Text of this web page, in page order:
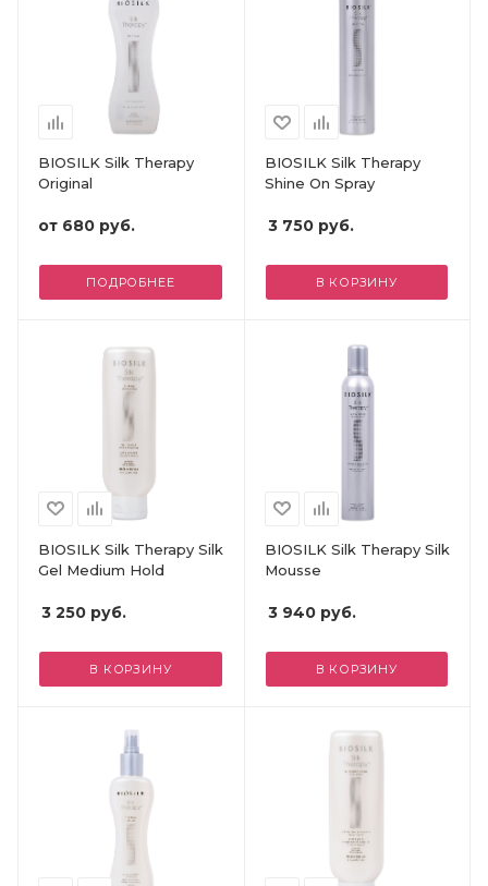
BIOSILK Silk Therapy
Original
от 680 руб.
ПОДРОБНЕЕ
BIOSILK Silk Therapy
Shine On Spray
3 750руб.
В КОРЗИНУ
BIOSILK Silk Therapy Silk
Gel Medium Hold
3 250 руб.
В КОРЗИНУ
BIOSILK Silk Therapy Silk
Mousse
3 940руб.
В КОРЗИНУ